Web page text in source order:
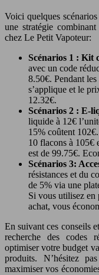
Voici quelques
une stratégie
chez Le Petit Vapoteur:
Scénarios 1 : Kit
avec un code
8.50€. Pendant
s’applique et le
12.32€.
Scénarios 2 : E-
liquide à 12€
15% coûtent
10 flacons à 105€
est de 99.75€.
Scénarios 3:
résistances et du
de 5% via une
Si vous utilisez en
achat, vous
En suivant ces conseils
recherche des codes
optimiser votre budget
produits. N’hésitez
maximiser vos